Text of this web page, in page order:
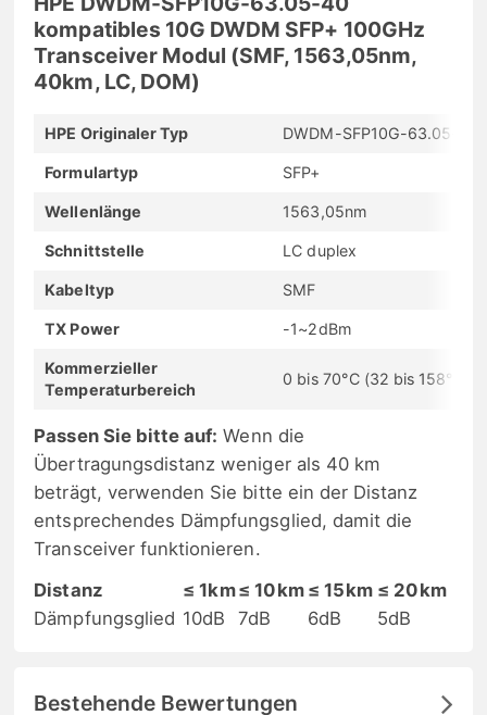
kompatibles 10G DWDM SFP+ 100GHz
Transceiver Modul (SMF, 1563,05nm,
40km, LC, DOM)
HPE Originaler Typ DWDM-SFP10G-63.05-40
Formulartyp SFP+
Wellenlänge 1563,05nm
Schnittstelle LC duplex
Kabeltyp SMF
TX Power -1~2dBm
Kommerzieller
Temperaturbereich
0 bis 70°C (32 bis 158°F)
Passen Sie bitte auf: Wenn die
Übertragungsdistanz weniger als 40 km
beträgt, verwenden Sie bitte ein der Distanz
entsprechendes Dämpfungsglied, damit die
Transceiver funktionieren.
Distanz
≤ 1km≤ 10km ≤ 15km ≤ 20km
Dämpfungsglied 10dB 7dB 6dB 5dB
Bestehende Bewertungen